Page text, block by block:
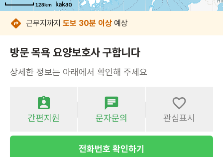
128km
128km
128km
128km
128km
128km
128km
128km
근무지까지 도보 30분 이상 예상
방문 목욕 요양보호사 구합니다
상세한 정보는 아래에서 확인해 주세요
간편지원 문자문의 관심표시
전화번호 확인하기